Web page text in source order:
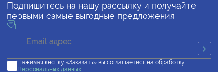
Подпишитесь на нашу рассылку и получайте
первыми самые выгодные предложения
Нажимая кнопку «Заказать» вы соглашаетесь на обработку
Персональных данных